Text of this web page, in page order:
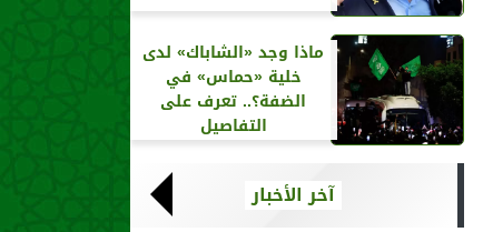
ماذا وجد «الشاباك» لدى
خلية «حماس» في
الضفة؟.. تعرف على
التفاصيل
آخر الأخبار